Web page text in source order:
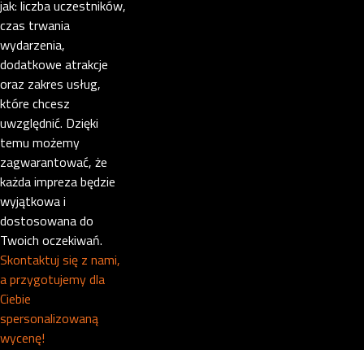
jak: liczba uczestników,
czas trwania
wydarzenia,
dodatkowe atrakcje
oraz zakres usług,
które chcesz
uwzględnić. Dzięki
temu możemy
zagwarantować, że
każda impreza będzie
wyjątkowa i
dostosowana do
Twoich oczekiwań.
Skontaktuj się z nami,
a przygotujemy dla
Ciebie
spersonalizowaną
wycenę!